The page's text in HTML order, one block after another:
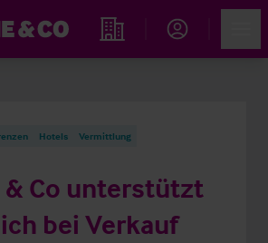
Immobiliensuche
Hotels Vermittlung
Co unterstützt
bei Verkauf